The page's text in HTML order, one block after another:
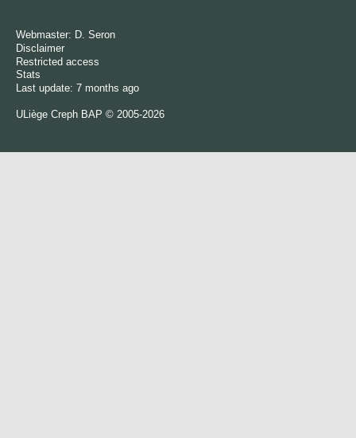
Webmaster: D. Seron
Disclaimer
Restricted access
Stats
Last update: 7 months ago
ULiège Creph BAP © 2005-2026